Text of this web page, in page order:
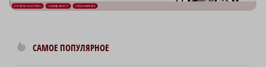
САМОЕ ПОПУЛЯРНОЕ